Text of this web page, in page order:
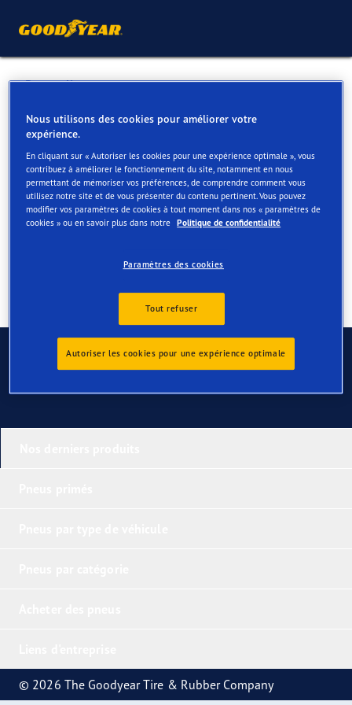
Retour liste
GARAGE ANTONACCHIO SA
Services disponibles en ligne et en magasin
Contact Services
Contactez-nous
© 2026 The Goodyear Tire & Rubber Company
Nous utilisons des cookies pour améliorer votre
expérience.
En cliquant sur « Autoriser les cookies pour une expérience optimale », vous
contribuez à améliorer le fonctionnement du site, notamment en nous
permettant de mémoriser vos préférences, de comprendre comment vous
utilisez notre site et de vous présenter du contenu pertinent. Vous pouvez
modifier vos paramètres de cookies à tout moment dans nos « paramètres de
cookies » ou en savoir plus dans notre Politique de confidentialité
Paramètres des cookies
Tout refuser
Autoriser les cookies pour une expérience optimale